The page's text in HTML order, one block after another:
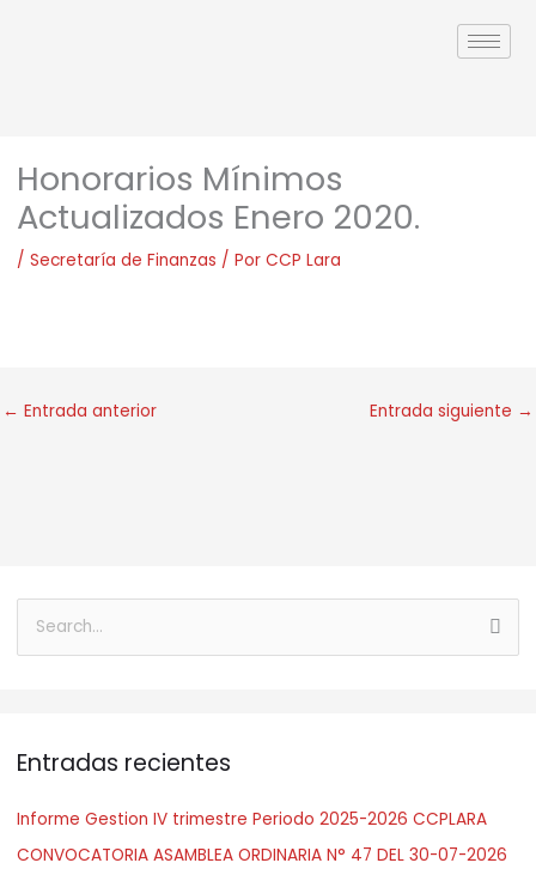
Honorarios Mínimos
Actualizados Enero 2020.
/ Secretaría de Finanzas / Por CCP Lara
← Entrada anterior Entrada siguiente →
u
a
:
Entradas recientes
Informe Gestion IV trimestre Periodo 2025-2026 CCPLARA
CONVOCATORIA ASAMBLEA ORDINARIA N° 47 DEL 30-07-2026